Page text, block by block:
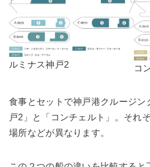
ルミナス神戸2 コ
食事とセットで神戸港クルージン
戸2」と「コンチェルト」。それ
場所などが異なります。